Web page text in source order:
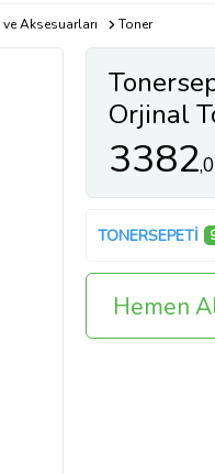
ve Aksesuarları Toner
Orjinal
3382
TONERSEPETİ
Hemen